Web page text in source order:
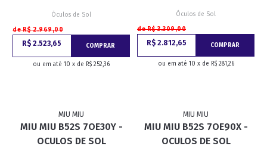
Óculos de Sol
de R$ 2.969,00
R$ 2.523,65 COMPRAR
ou em até 10 x de R$ 252,36
Óculos de Sol
de R$ 3.309,00
R$ 2.812,65 COMPRAR
ou em até 10 x de R$ 281,26
MIU MIU
MIU MIU B52S 7OE30Y -
OCULOS DE SOL
MIU MIU
MIU MIU B52S 7OE90X -
OCULOS DE SOL